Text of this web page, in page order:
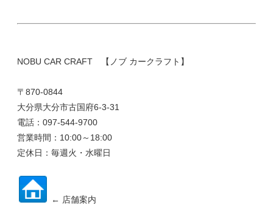
NOBU CAR CRAFT 【ノブ カークラフト】
〒870-0844
大分県大分市古国府6-3-31
電話：097-544-9700
営業時間：10:00～18:00
定休日：毎週火・水曜日
← 店舗案内